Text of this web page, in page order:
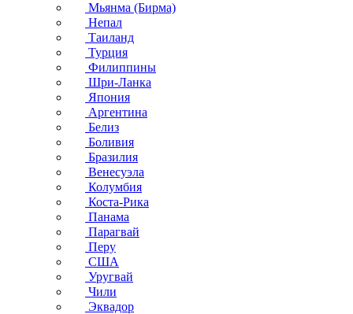
Мьянма (Бирма)
Непал
Таиланд
Турция
Филиппины
Шри-Ланка
Япония
Аргентина
Белиз
Боливия
Бразилия
Венесуэла
Колумбия
Коста-Рика
Панама
Парагвай
Перу
США
Уругвай
Чили
Эквадор